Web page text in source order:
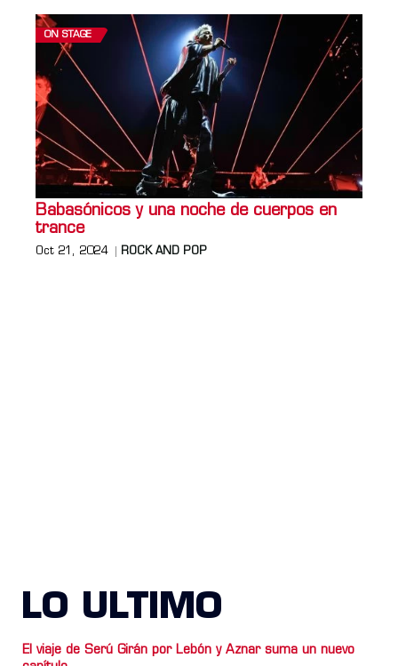
ON STAGE
Babasónicos y una noche de cuerpos en
trance
Oct 21, 2024 ROCK AND POP
LO ULTIMO
El viaje de Serú Girán por Lebón y Aznar suma un nuevo